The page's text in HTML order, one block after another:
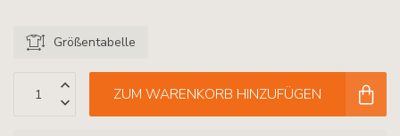
Größentabelle
ZUM WARENKORB HINZUFÜGEN